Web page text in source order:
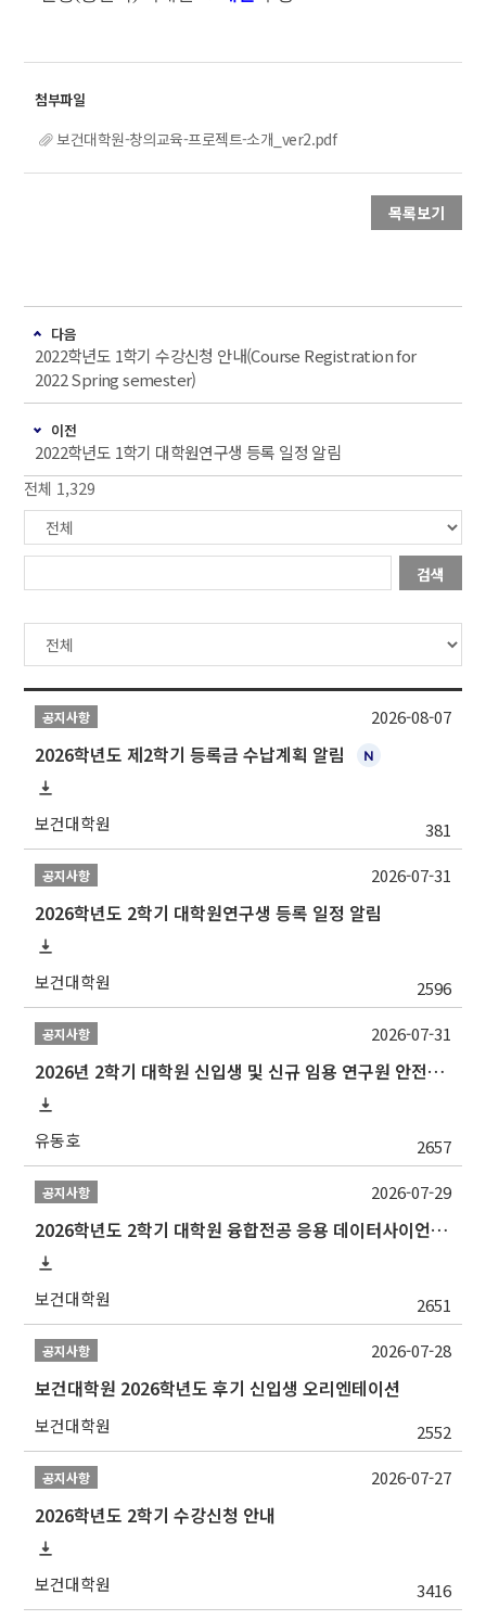
보건대학원-창의교육-프로젝트-소개_ver2.pdf
목록보기
다음
2022학년도 1학기 수강신청 안내(Course Registration for
2022 Spring semester)
이전
2022학년도 1학기 대학원연구생 등록 일정 알림
전체 1,329
검색
공지사항
2026학년도 제2학기 등록금 수납계획 알림
보건대학원 381
2026-08-07
공지사항
2026학년도 2학기 대학원연구생 등록 일정 알림
보건대학원 2596
2026-07-31
공지사항
2026년 2학기 대학원 신입생 및 신규 임용 연구원 안전환경교육(신규교육) 실시 안내
유동호 2657
2026-07-31
공지사항
2026학년도 2학기 대학원 융합전공 응용 데이터사이언스 선발 계획 알림
보건대학원 2651
2026-07-29
공지사항
보건대학원 2026학년도 후기 신입생 오리엔테이션
보건대학원 2552
2026-07-28
공지사항
2026학년도 2학기 수강신청 안내
보건대학원 3416
2026-07-27